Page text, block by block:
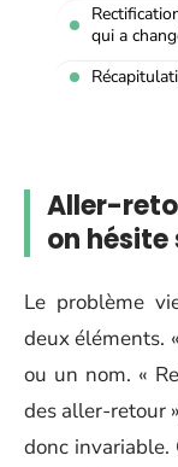
qui a
Aller-
on hésite
Le problème
deux éléments.
ou un nom. «
des aller-retour
donc invariable.